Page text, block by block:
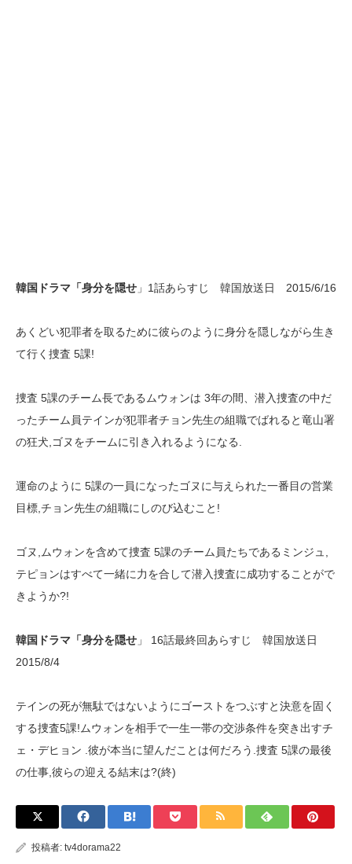
韓国ドラマ「身分を隠せ 」1話あらすじ 韓国放送日 2015/6/16
あくどい犯罪者を取るために彼らのように身分を隠しながら生き
て行く捜査 5課!
捜査 5課のチーム長であるムウォンは 3年の間、潜入捜査の中だ
ったチーム員テインが犯罪者チョン先生の組職でばれると竜山署
の狂犬,ゴヌをチームに引き入れるようになる.
運命のように 5課の一員になったゴヌに与えられた一番目の営業
目標,チョン先生の組職にしのび込むこと!
ゴヌ,ムウォンを含めて捜査 5課のチーム員たちであるミンジュ,
テピョンはすべて一緒に力を合して潜入捜査に成功することがで
きようか?!
韓国ドラマ「身分を隠せ 」 16話最終回あらすじ 韓国放送日
2015/8/4
テインの死が無駄ではないようにゴーストをつぶすと決意を固く
する捜査5課!ムウォンを相手で一生一帯の交渉条件を突き出すチ
ェ・デヒョン .彼が本当に望んだことは何だろう.捜査 5課の最後
の仕事,彼らの迎える結末は?(終)
投稿者: tv4dorama22